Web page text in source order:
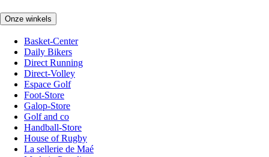
Onze winkels
Basket-Center
Daily Bikers
Direct Running
Direct-Volley
Espace Golf
Foot-Store
Galop-Store
Golf and co
Handball-Store
House of Rugby
La sellerie de Maé